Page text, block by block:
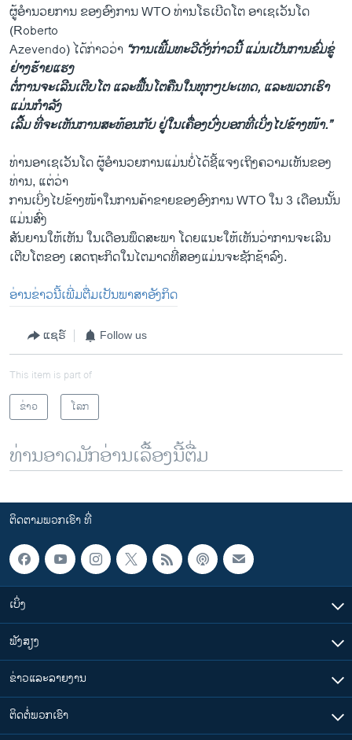
ຜູ້ອຳນວຍການ​ ຂອງອົງການ​ WTO ທ່ານ​ໂຣ​ເບີດ​ໂຕ ອາເຊ​ເວັນ​ໂດ
(Roberto
Azevendo) ​ໄດ້​ກ່າວ​ວ່າ “ການ​ເພີ້ມທະວີ​ດັ່ງກ່າວ​ນີ້ ​ແມ່ນ​ເປັນ​ການ​ຂົ່ມຂູ່​
ຢ່າງ​ຮ້າຍ​ແຮງ
ຕໍ່​ການຈະ​ເລີ​ນ​ເຕີບ​ໂຕ ​ແລະ​ຟື້ນໂຕຄືນໃນ​ທຸກ​ໆ​ປະ​ເທດ​, ​ແລະ​ພວກ​ເຮົາ​
ແມ່ນ​ກຳລັງ​
ເລີ້ມ ​ທີ່​ຈະເຫັນການສະທ້ອນກັບ ຢູ່ໃນເຄື່ອງບົ່ງບອກທີ່ເບິ່ງໄປຂ້າງ​ໜ້າ.”
ທ່ານ​ອາເຊເວັນ​ໂດ ​ຜູ້ອຳນວຍການແມ່ນ​ບໍ່​ໄດ້ຊີ້​ແຈງ​ເຖິງ​ຄວາມ​ເຫັນ​ຂອງ​
ທ່ານ, ​ແຕ່​ວ່າ
ການ​ເບິ່ງໄປຂ້າງໜ້າໃນການຄ້າຂາຍ​ຂອງອົງການ​ WTO ​ໃນ 3 ​ເດືອນ​ນັ້ນ
​ແມ່ນ​ສົ່ງ​
ສັນຍານ​ໃຫ້​ເຫັນ ​ໃນ​ເດືອນ​ພຶດສະພາ ໂດຍແນະໃຫ້​ເຫັນ​ວ່າການຈະ​ເລີ​ນ​
ເຕີບ​ໂຕ​ຂອງ ​ເສດຖະກິດໃນໄຕ​ມາດ​ທີ່ສອງແມ່ນ​ຈະ​ຊັກ​ຊ້າ​ລົງ.
ອ່ານ​ຂ່າວ​ນີ້​ເພີ່ມຕື່ມ​ເປັນ​ພາສາ​ອັງກິດ
ແຊຣ໌ Follow us
This item is part of
ຂ່າວ
ໂລກ
ທ່ານອາດມັກອ່ານເລື້ອງນີ້ຕື່ມ
ຕິດຕາມພວກເຮົາ ທີ່
ເບິ່ງ
ຟັງສຽງ
ຂ່າວແລະລາຍງານ
ຕິດຕໍ່ພວກເຮົາ